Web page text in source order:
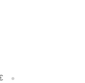
•